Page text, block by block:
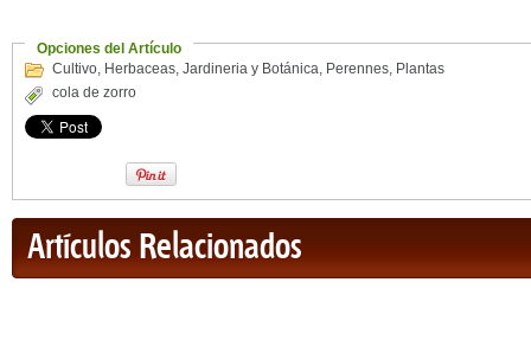
Opciones del Artículo
Cultivo Herbaceas Jardineria y Botánica Perennes Plantas
cola de zorro
Artículos Relacionados